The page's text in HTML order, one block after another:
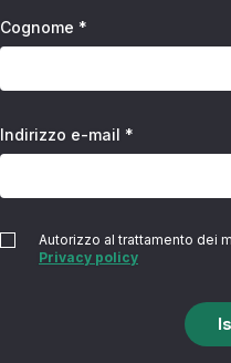
Cognome *
Indirizzo e-mail *
Autorizzo al trattamento dei
Privacy policy